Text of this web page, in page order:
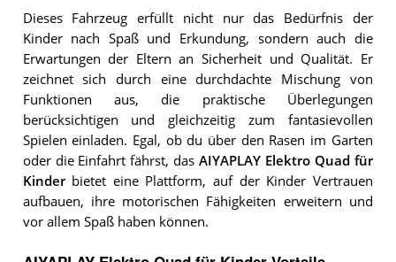
Dieses Fahrzeug erfüllt nicht nur das Bedürfnis der
Kinder nach Spaß und Erkundung, sondern auch die
Erwartungen der Eltern an Sicherheit und Qualität. Er
zeichnet sich durch eine durchdachte Mischung von
Funktionen aus, die praktische Überlegungen
berücksichtigen und gleichzeitig zum fantasievollen
Spielen einladen. Egal, ob du über den Rasen im Garten
oder die Einfahrt fährst, dasAIYAPLAY Elektro Quad für
Kinderbietet eine Plattform, auf der Kinder Vertrauen
aufbauen, ihre motorischen Fähigkeiten erweitern und
vor allem Spaß haben können.